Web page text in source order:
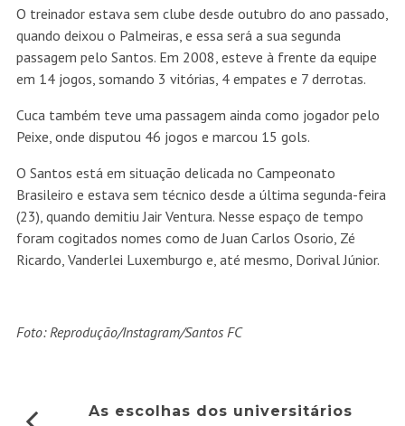
O treinador estava sem clube desde outubro do ano passado,
quando deixou o Palmeiras, e essa será a sua segunda
passagem pelo Santos. Em 2008, esteve à frente da equipe
em 14 jogos, somando 3 vitórias, 4 empates e 7 derrotas.
Cuca também teve uma passagem ainda como jogador pelo
Peixe, onde disputou 46 jogos e marcou 15 gols.
O Santos está em situação delicada no Campeonato
Brasileiro e estava sem técnico desde a última segunda-feira
(23), quando demitiu Jair Ventura. Nesse espaço de tempo
foram cogitados nomes como de Juan Carlos Osorio, Zé
Ricardo, Vanderlei Luxemburgo e, até mesmo, Dorival Júnior.
Foto: Reprodução/Instagram/Santos FC
As escolhas dos universitários